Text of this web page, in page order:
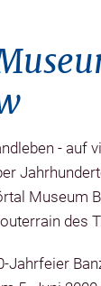
- auf
Museum
des
Jahrfeier